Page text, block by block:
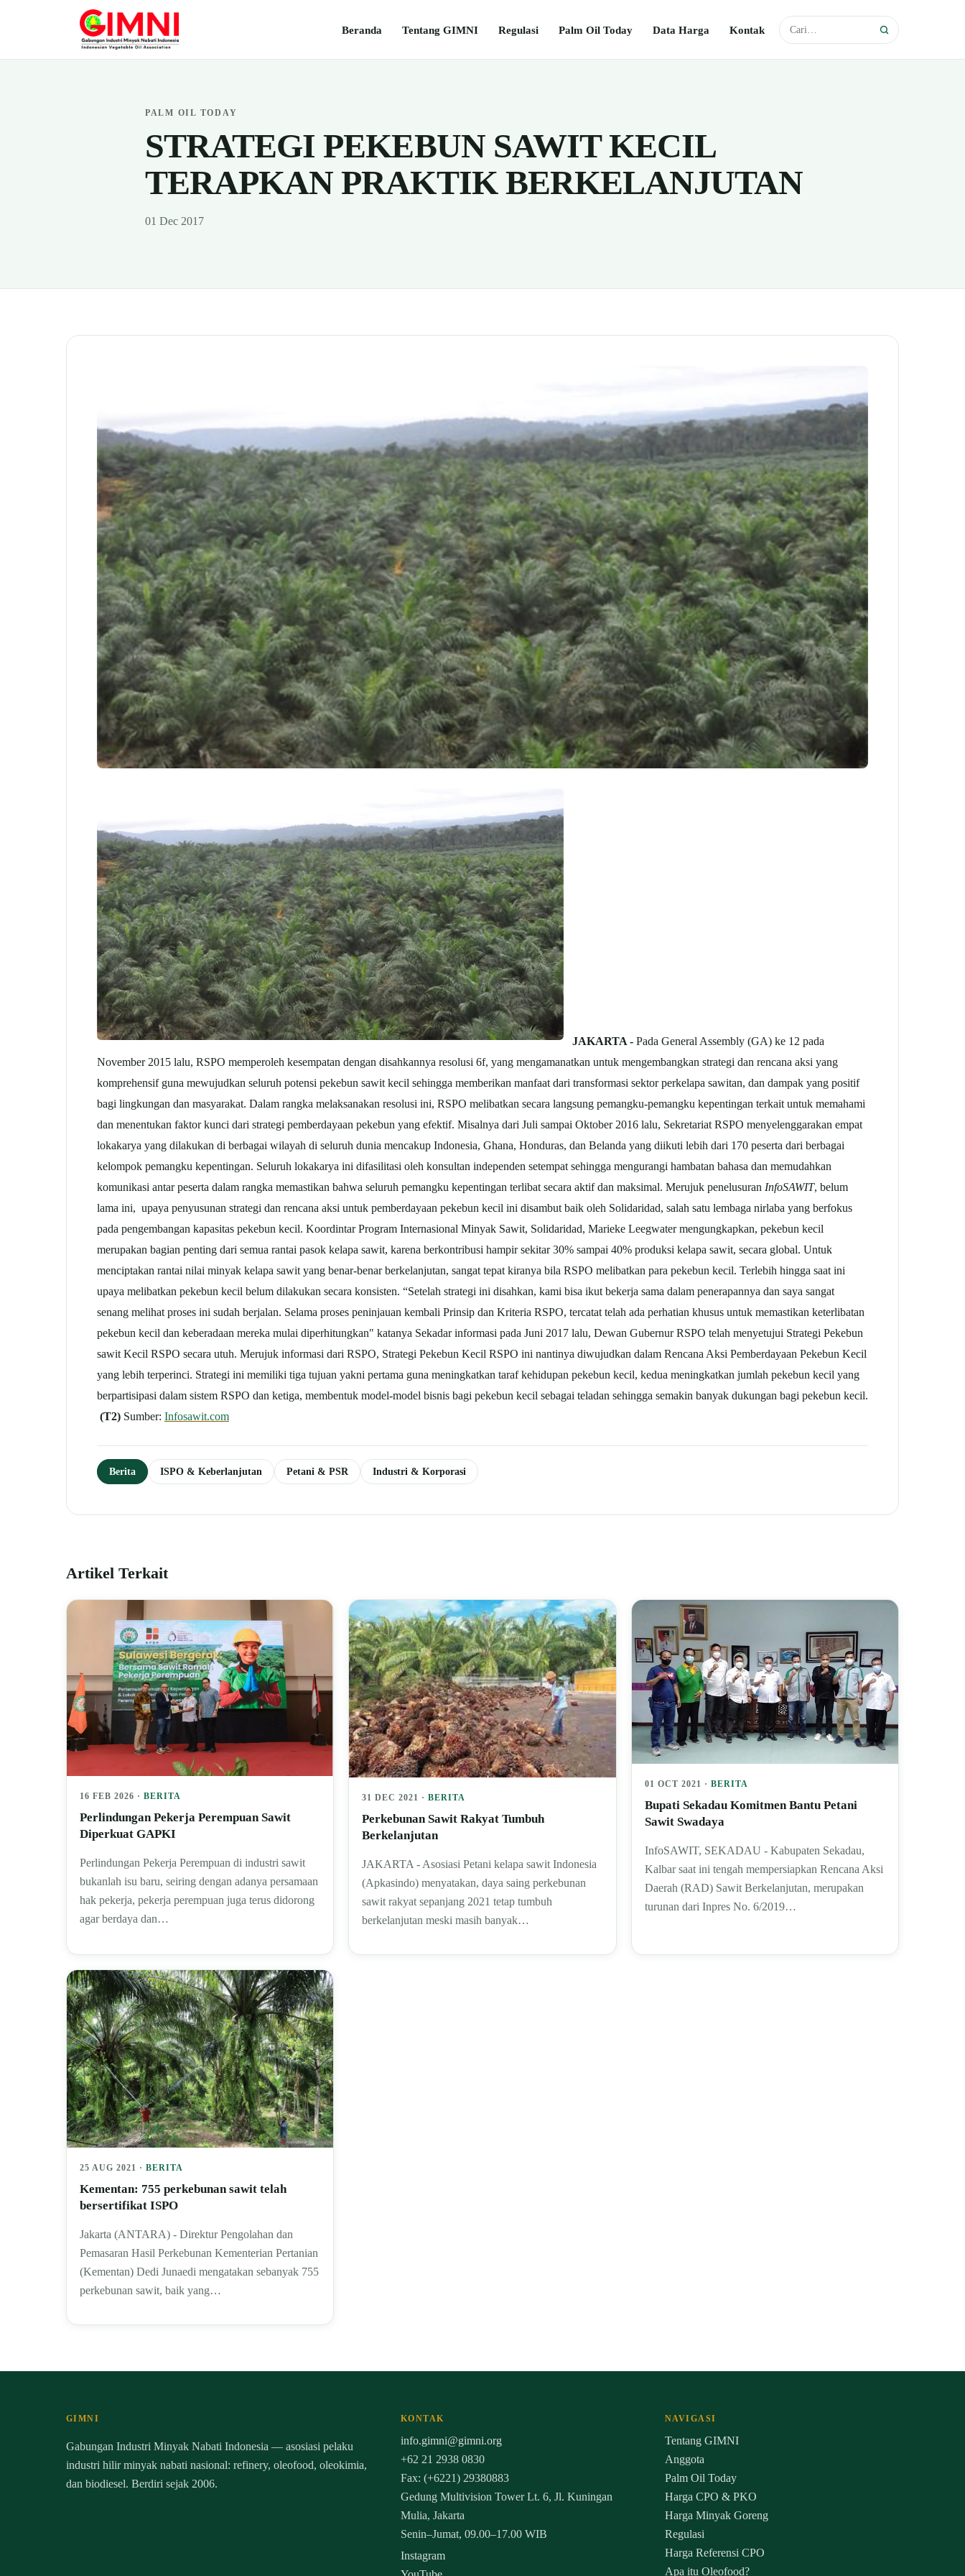
Beranda Tentang GIMNI Regulasi Palm Oil Today Data Harga Kontak
PALM OIL TODAY
STRATEGI PEKEBUN SAWIT KECIL
TERAPKAN PRAKTIK BERKELANJUTAN
01 Dec 2017
JAKARTA - Pada General Assembly (GA) ke 12 pada
November 2015 lalu, RSPO memperoleh kesempatan dengan disahkannya resolusi 6f, yang mengamanatkan untuk mengembangkan strategi dan rencana aksi yang
komprehensif guna mewujudkan seluruh potensi pekebun sawit kecil sehingga memberikan manfaat dari transformasi sektor perkelapa sawitan, dan dampak yang positif
bagi lingkungan dan masyarakat. Dalam rangka melaksanakan resolusi ini, RSPO melibatkan secara langsung pemangku-pemangku kepentingan terkait untuk memahami
dan menentukan faktor kunci dari strategi pemberdayaan pekebun yang efektif. Misalnya dari Juli sampai Oktober 2016 lalu, Sekretariat RSPO menyelenggarakan empat
lokakarya yang dilakukan di berbagai wilayah di seluruh dunia mencakup Indonesia, Ghana, Honduras, dan Belanda yang diikuti lebih dari 170 peserta dari berbagai
kelompok pemangku kepentingan. Seluruh lokakarya ini difasilitasi oleh konsultan independen setempat sehingga mengurangi hambatan bahasa dan memudahkan
komunikasi antar peserta dalam rangka memastikan bahwa seluruh pemangku kepentingan terlibat secara aktif dan maksimal. Merujuk penelusuran InfoSAWIT, belum
lama ini, upaya penyusunan strategi dan rencana aksi untuk pemberdayaan pekebun kecil ini disambut baik oleh Solidaridad, salah satu lembaga nirlaba yang berfokus
pada pengembangan kapasitas pekebun kecil. Koordintar Program Internasional Minyak Sawit, Solidaridad, Marieke Leegwater mengungkapkan, pekebun kecil
merupakan bagian penting dari semua rantai pasok kelapa sawit, karena berkontribusi hampir sekitar 30% sampai 40% produksi kelapa sawit, secara global. Untuk
menciptakan rantai nilai minyak kelapa sawit yang benar-benar berkelanjutan, sangat tepat kiranya bila RSPO melibatkan para pekebun kecil. Terlebih hingga saat ini
upaya melibatkan pekebun kecil belum dilakukan secara konsisten. “Setelah strategi ini disahkan, kami bisa ikut bekerja sama dalam penerapannya dan saya sangat
senang melihat proses ini sudah berjalan. Selama proses peninjauan kembali Prinsip dan Kriteria RSPO, tercatat telah ada perhatian khusus untuk memastikan keterlibatan
pekebun kecil dan keberadaan mereka mulai diperhitungkan" katanya Sekadar informasi pada Juni 2017 lalu, Dewan Gubernur RSPO telah menyetujui Strategi Pekebun
sawit Kecil RSPO secara utuh. Merujuk informasi dari RSPO, Strategi Pekebun Kecil RSPO ini nantinya diwujudkan dalam Rencana Aksi Pemberdayaan Pekebun Kecil
yang lebih terperinci. Strategi ini memiliki tiga tujuan yakni pertama guna meningkatkan taraf kehidupan pekebun kecil, kedua meningkatkan jumlah pekebun kecil yang
berpartisipasi dalam sistem RSPO dan ketiga, membentuk model-model bisnis bagi pekebun kecil sebagai teladan sehingga semakin banyak dukungan bagi pekebun kecil.
(T2) Sumber: Infosawit.com
Berita ISPO & Keberlanjutan Petani & PSR Industri & Korporasi
Artikel Terkait
16 FEB 2026 · BERITA
Perlindungan Pekerja Perempuan Sawit
Diperkuat GAPKI
Perlindungan Pekerja Perempuan di industri sawit
bukanlah isu baru, seiring dengan adanya persamaan
hak pekerja, pekerja perempuan juga terus didorong
agar berdaya dan…
31 DEC 2021 ·BERITA
Perkebunan Sawit Rakyat Tumbuh
Berkelanjutan
JAKARTA - Asosiasi Petani kelapa sawit Indonesia
(Apkasindo) menyatakan, daya saing perkebunan
sawit rakyat sepanjang 2021 tetap tumbuh
berkelanjutan meski masih banyak…
01 OCT 2021 · BERITA
Bupati Sekadau Komitmen Bantu Petani
Sawit Swadaya
InfoSAWIT, SEKADAU - Kabupaten Sekadau,
Kalbar saat ini tengah mempersiapkan Rencana Aksi
Daerah (RAD) Sawit Berkelanjutan, merupakan
turunan dari Inpres No. 6/2019…
25 AUG 2021 · BERITA
Kementan: 755 perkebunan sawit telah
bersertifikat ISPO
Jakarta (ANTARA) - Direktur Pengolahan dan
Pemasaran Hasil Perkebunan Kementerian Pertanian
(Kementan) Dedi Junaedi mengatakan sebanyak 755
perkebunan sawit, baik yang…
GIMNI
Gabungan Industri Minyak Nabati Indonesia — asosiasi pelaku
industri hilir minyak nabati nasional: refinery, oleofood, oleokimia,
dan biodiesel. Berdiri sejak 2006.
KONTAK
info.gimni@gimni.org
+62 21 2938 0830
Fax: (+6221) 29380883
Gedung Multivision Tower Lt. 6, Jl. Kuningan
Mulia, Jakarta
Senin–Jumat, 09.00–17.00 WIB
Instagram
NAVIGASI
Tentang GIMNI
Anggota
Palm Oil Today
Harga CPO & PKO
Harga Minyak Goreng
Regulasi
Harga Referensi CPO
Apa itu Oleofood?